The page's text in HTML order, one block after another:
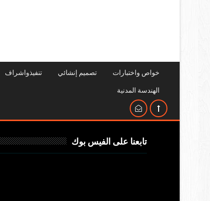
خواص واختبارات تصميم إنشائي تنفيذواشراف
الهندسة المدنية
تابعنا على الفيس بوك